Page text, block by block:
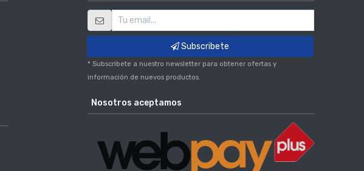
Subscribete
* Subscribete a nuestro newsletter para obtener ofertas y
información de nuevos productos.
Nosotros aceptamos